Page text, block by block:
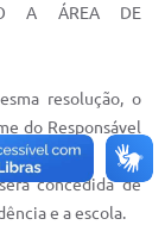
A ÁREA DE
resolução, o
do Responsável
concedida de
e a escola.